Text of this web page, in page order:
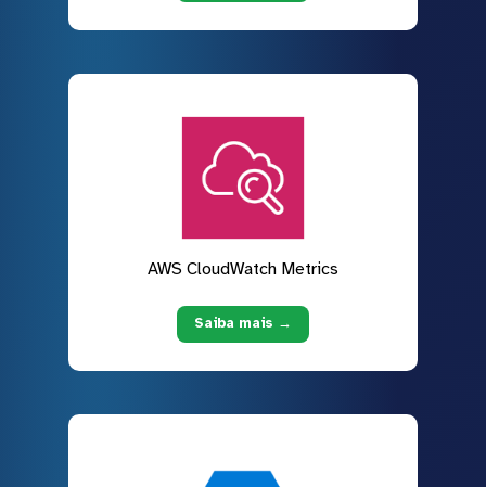
AWS CloudWatch Metrics
Saiba mais →